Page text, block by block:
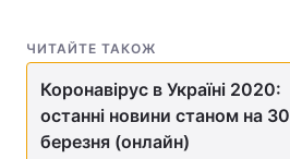
ЧИТАЙТЕ ТАКОЖ
Коронавірус в Україні 2020:
останні новини станом на 30
березня (онлайн)